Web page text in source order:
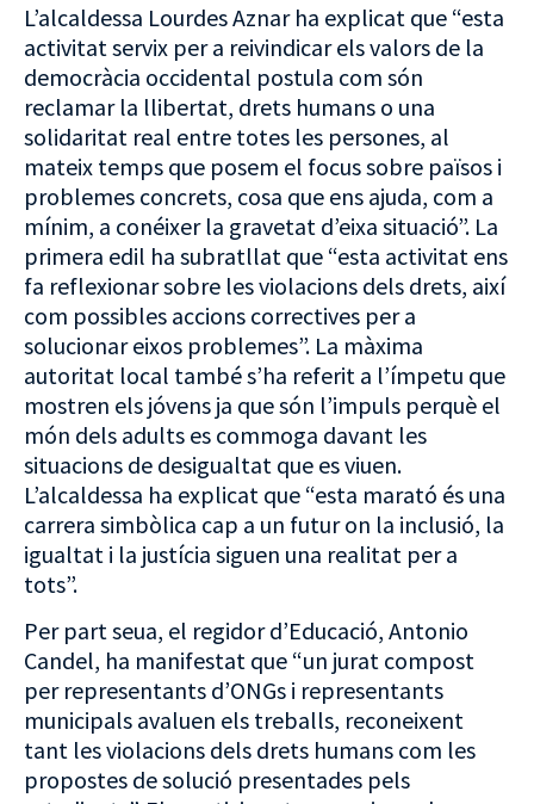
L’alcaldessa Lourdes Aznar ha explicat que “esta
activitat servix per a reivindicar els valors de la
democràcia occidental postula com són
reclamar la llibertat, drets humans o una
solidaritat real entre totes les persones, al
mateix temps que posem el focus sobre països i
problemes concrets, cosa que ens ajuda, com a
mínim, a conéixer la gravetat d’eixa situació”. La
primera edil ha subratllat que “esta activitat ens
fa reflexionar sobre les violacions dels drets, així
com possibles accions correctives per a
solucionar eixos problemes”. La màxima
autoritat local també s’ha referit a l’ímpetu que
mostren els jóvens ja que són l’impuls perquè el
món dels adults es commoga davant les
situacions de desigualtat que es viuen.
L’alcaldessa ha explicat que “esta marató és una
carrera simbòlica cap a un futur on la inclusió, la
igualtat i la justícia siguen una realitat per a
tots”.
Per part seua, el regidor d’Educació, Antonio
Candel, ha manifestat que “un jurat compost
per representants d’ONGs i representants
municipals avaluen els treballs, reconeixent
tant les violacions dels drets humans com les
propostes de solució presentades pels